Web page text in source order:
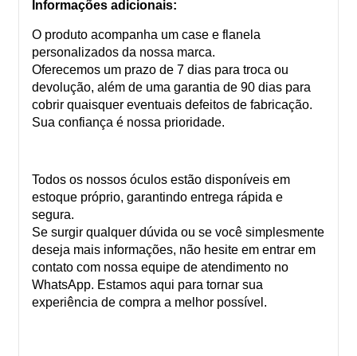
Informações adicionais:
O produto acompanha um case e flanela
personalizados da nossa marca.
Oferecemos um prazo de 7 dias para troca ou
devolução, além de uma garantia de 90 dias para
cobrir quaisquer eventuais defeitos de fabricação.
Sua confiança é nossa prioridade.
Todos os nossos óculos estão disponíveis em
estoque próprio, garantindo entrega rápida e
segura.
Se surgir qualquer dúvida ou se você simplesmente
deseja mais informações, não hesite em entrar em
contato com nossa equipe de atendimento no
WhatsApp. Estamos aqui para tornar sua
experiência de compra a melhor possível.